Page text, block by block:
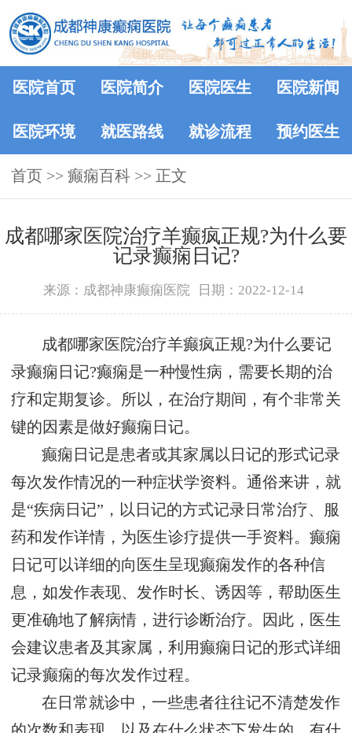
医院首页 医院简介 医院医生 医院新闻
医院环境 就医路线 就诊流程 预约医生
首页 >> 癫痫百科 >> 正文
成都哪家医院治疗羊癫疯正规?为什么要
记录癫痫日记?
来源：成都神康癫痫医院 日期：2022-12-14
成都哪家医院治疗羊癫疯正规?为什么要记
录癫痫日记?癫痫是一种慢性病，需要长期的治
疗和定期复诊。所以，在治疗期间，有个非常关
键的因素是做好癫痫日记。
癫痫日记是患者或其家属以日记的形式记录
每次发作情况的一种症状学资料。通俗来讲，就
是“疾病日记”，以日记的方式记录日常治疗、服
药和发作详情，为医生诊疗提供一手资料。癫痫
日记可以详细的向医生呈现癫痫发作的各种信
息，如发作表现、发作时长、诱因等，帮助医生
更准确地了解病情，进行诊断治疗。因此，医生
会建议患者及其家属，利用癫痫日记的形式详细
记录癫痫的每次发作过程。
在日常就诊中，一些患者往往记不清楚发作